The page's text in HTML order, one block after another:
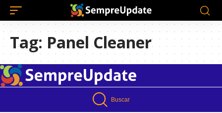
Tag: Panel Cleaner
Buscar